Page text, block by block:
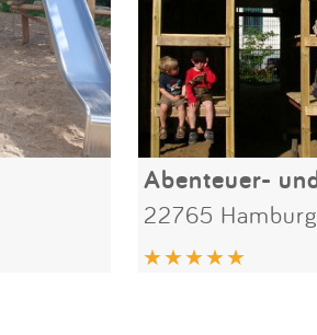
22765 Hamburg